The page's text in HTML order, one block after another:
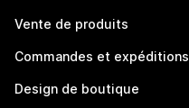
Vente de produits
Commandes et expéditions
Design de boutique